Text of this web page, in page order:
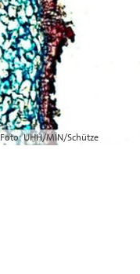
Foto: UHH/MIN/Schütze